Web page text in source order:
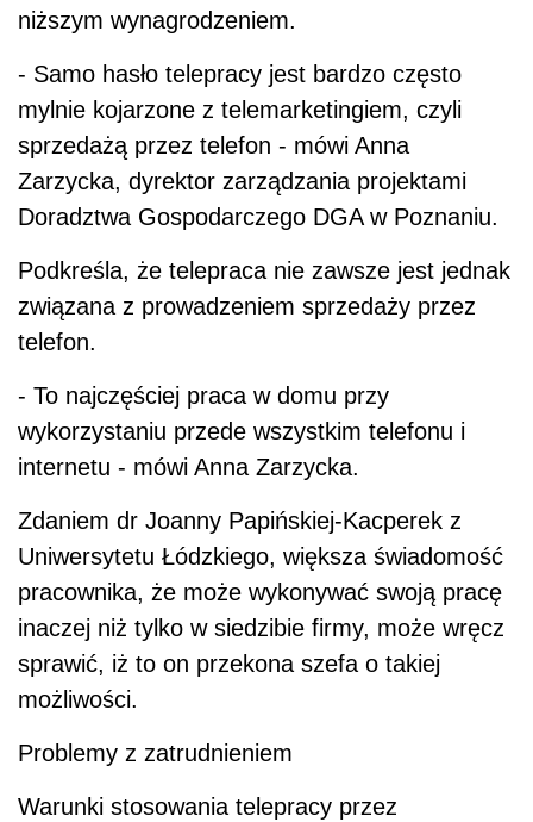
niższym wynagrodzeniem.
- Samo hasło telepracy jest bardzo często
mylnie kojarzone z telemarketingiem, czyli
sprzedażą przez telefon - mówi Anna
Zarzycka, dyrektor zarządzania projektami
Doradztwa Gospodarczego DGA w Poznaniu.
Podkreśla, że telepraca nie zawsze jest jednak
związana z prowadzeniem sprzedaży przez
telefon.
- To najczęściej praca w domu przy
wykorzystaniu przede wszystkim telefonu i
internetu - mówi Anna Zarzycka.
Zdaniem dr Joanny Papińskiej-Kacperek z
Uniwersytetu Łódzkiego, większa świadomość
pracownika, że może wykonywać swoją pracę
inaczej niż tylko w siedzibie firmy, może wręcz
sprawić, iż to on przekona szefa o takiej
możliwości.
Problemy z zatrudnieniem
Warunki stosowania telepracy przez